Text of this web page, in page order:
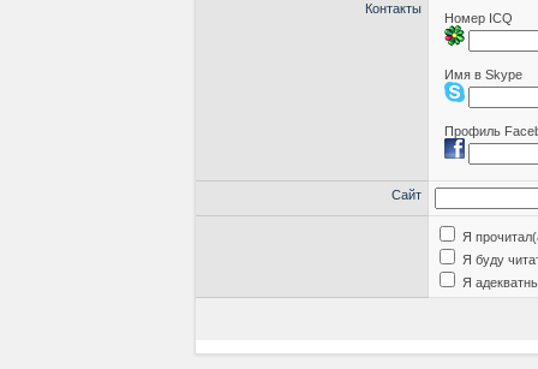
Контакты
Номер ICQ
Имя в Skype
Профиль
Сайт
Я
Я буду
Я